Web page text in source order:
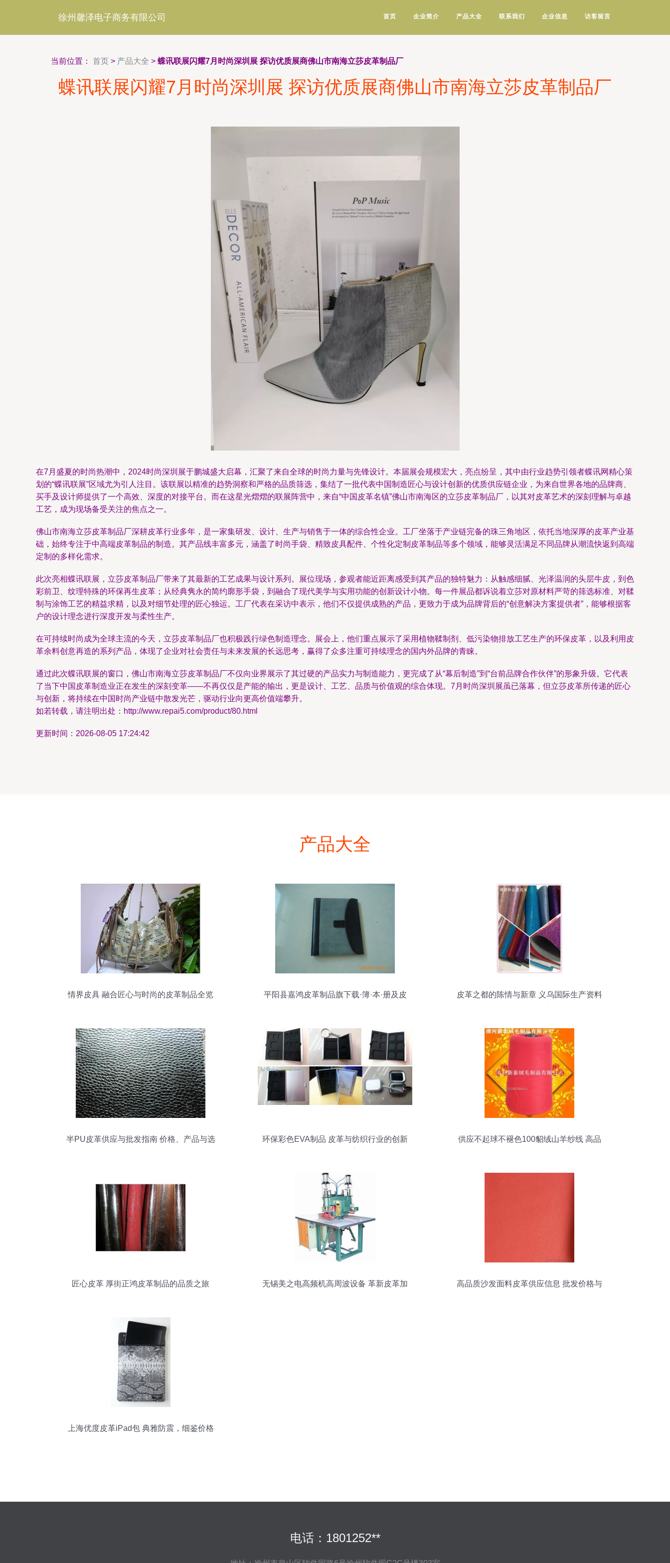
徐州馨泽电子商务有限公司 首页 企业简介 产品大全 联系我们 企业信息 访客留言
当前位置： 首页 > 产品大全 > 蝶讯联展闪耀7月时尚深圳展 探访优质展商佛山市南海立莎皮革制品厂
蝶讯联展闪耀7月时尚深圳展 探访优质展商佛山市南海立莎皮革制品厂
在7月盛夏的时尚热潮中，2024时尚深圳展于鹏城盛大启幕，汇聚了来自全球的时尚力量与先锋设计。本届展会规模宏大，亮点纷呈，其中由行业趋势引领者蝶讯网精心策
划的“蝶讯联展”区域尤为引人注目。该联展以精准的趋势洞察和严格的品质筛选，集结了一批代表中国制造匠心与设计创新的优质供应链企业，为来自世界各地的品牌商、
买手及设计师提供了一个高效、深度的对接平台。而在这星光熠熠的联展阵营中，来自“中国皮革名镇”佛山市南海区的立莎皮革制品厂，以其对皮革艺术的深刻理解与卓越
工艺，成为现场备受关注的焦点之一。
佛山市南海立莎皮革制品厂深耕皮革行业多年，是一家集研发、设计、生产与销售于一体的综合性企业。工厂坐落于产业链完备的珠三角地区，依托当地深厚的皮革产业基
础，始终专注于中高端皮革制品的制造。其产品线丰富多元，涵盖了时尚手袋、精致皮具配件、个性化定制皮革制品等多个领域，能够灵活满足不同品牌从潮流快返到高端
定制的多样化需求。
此次亮相蝶讯联展，立莎皮革制品厂带来了其最新的工艺成果与设计系列。展位现场，参观者能近距离感受到其产品的独特魅力：从触感细腻、光泽温润的头层牛皮，到色
彩前卫、纹理特殊的环保再生皮革；从经典隽永的简约廓形手袋，到融合了现代美学与实用功能的创新设计小物。每一件展品都诉说着立莎对原材料严苛的筛选标准、对鞣
制与涂饰工艺的精益求精，以及对细节处理的匠心独运。工厂代表在采访中表示，他们不仅提供成熟的产品，更致力于成为品牌背后的“创意解决方案提供者”，能够根据客
户的设计理念进行深度开发与柔性生产。
在可持续时尚成为全球主流的今天，立莎皮革制品厂也积极践行绿色制造理念。展会上，他们重点展示了采用植物鞣制剂、低污染物排放工艺生产的环保皮革，以及利用皮
革余料创意再造的系列产品，体现了企业对社会责任与未来发展的长远思考，赢得了众多注重可持续理念的国内外品牌的青睐。
通过此次蝶讯联展的窗口，佛山市南海立莎皮革制品厂不仅向业界展示了其过硬的产品实力与制造能力，更完成了从“幕后制造”到“台前品牌合作伙伴”的形象升级。它代表
了当下中国皮革制造业正在发生的深刻变革——不再仅仅是产能的输出，更是设计、工艺、品质与价值观的综合体现。7月时尚深圳展虽已落幕，但立莎皮革所传递的匠心
与创新，将持续在中国时尚产业链中散发光芒，驱动行业向更高价值端攀升。
如若转载，请注明出处：http://www.repai5.com/product/80.html
更新时间：2026-08-05 17:24:42
产品大全
情界皮具 融合匠心与时尚的皮革制品全览
平阳县嘉鸿皮革制品旗下载·簿·本·册及皮
皮革之都的陈情与新章 义乌国际生产资料
半PU皮革供应与批发指南 价格、产品与选
环保彩色EVA制品 皮革与纺织行业的创新
供应不起球不褪色100貂绒山羊纱线 高品
匠心皮革 厚街正鸿皮革制品的品质之旅
无锡美之电高频机高周波设备 革新皮革加
高品质沙发面料皮革供应信息 批发价格与
上海优度皮革iPad包 典雅防震，细鉴价格
电话：1801252**